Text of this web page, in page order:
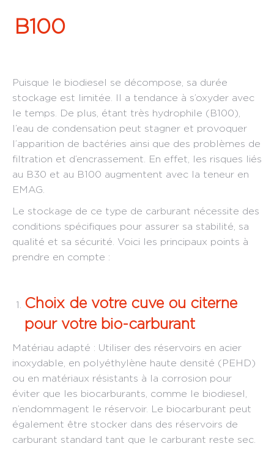
B100
Puisque le biodiesel se décompose, sa durée
stockage est limitée. Il a tendance à s’oxyder avec
le temps. De plus, étant très hydrophile (B100),
l’eau de condensation peut stagner et provoquer
l’apparition de bactéries ainsi que des problèmes de
filtration et d’encrassement. En effet, les risques liés
au B30 et au B100 augmentent avec la teneur en
EMAG.
Le stockage de ce type de carburant nécessite des
conditions spécifiques pour assurer sa stabilité, sa
qualité et sa sécurité. Voici les principaux points à
prendre en compte :
Choix de votre cuve ou citerne
pour votre bio-carburant
Matériau adapté : Utiliser des réservoirs en acier
inoxydable, en polyéthylène haute densité (PEHD)
ou en matériaux résistants à la corrosion pour
éviter que les biocarburants, comme le biodiesel,
n’endommagent le réservoir. Le biocarburant peut
également être stocker dans des réservoirs de
carburant standard tant que le carburant reste sec.